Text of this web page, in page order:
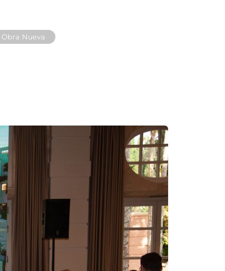
Obra Nueva